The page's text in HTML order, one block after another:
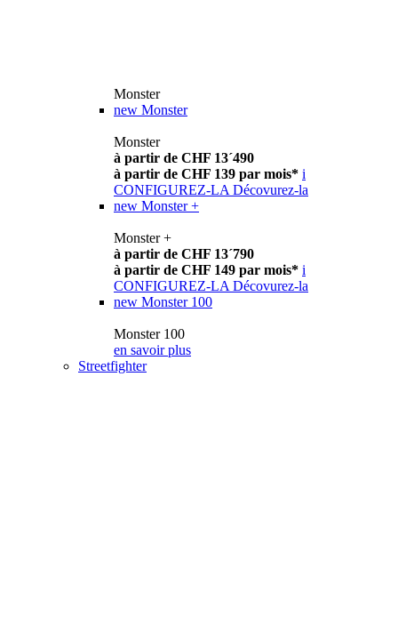
Monster
new Monster
Monster
à partir de CHF 13´490
à partir de CHF 139 par mois* i
CONFIGUREZ-LA Décovurez-la
new Monster +
Monster +
à partir de CHF 13´790
à partir de CHF 149 par mois* i
CONFIGUREZ-LA Décovurez-la
new Monster 100
Monster 100
en savoir plus
Streetfighter